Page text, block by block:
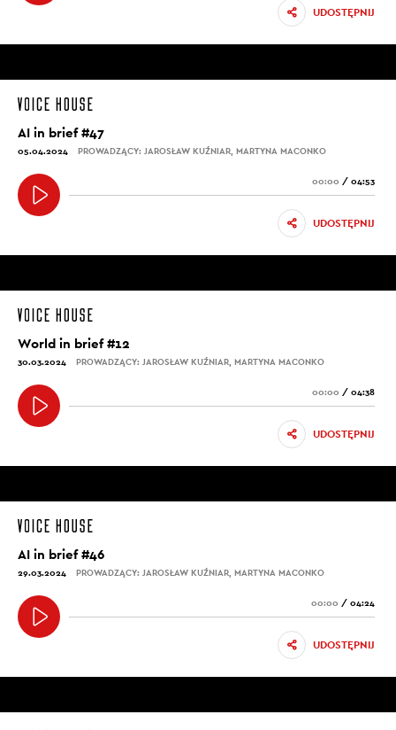
UDOSTĘPNIJ
AI in brief #47
05.04.2024 PROWADZĄCY: JAROSŁAW KUŹNIAR, MARTYNA MACONKO
00:00 / 04:53
UDOSTĘPNIJ
World in brief #12
30.03.2024 PROWADZĄCY: JAROSŁAW KUŹNIAR, MARTYNA MACONKO
00:00 / 04:38
UDOSTĘPNIJ
AI in brief #46
29.03.2024 PROWADZĄCY: JAROSŁAW KUŹNIAR, MARTYNA MACONKO
00:00 / 04:24
UDOSTĘPNIJ